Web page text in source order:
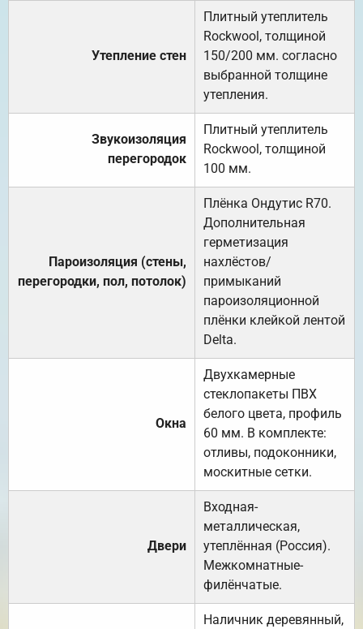
Утепление стен
Плитный утеплитель
Rockwool, толщиной
150/200 мм. согласно
выбранной толщине
утепления.
Звукоизоляция
перегородок
Плитный утеплитель
Rockwool, толщиной
100 мм.
Пароизоляция (стены,
перегородки, пол, потолок)
Плёнка Ондутис R70.
Дополнительная
герметизация
нахлёстов/
примыканий
пароизоляционной
плёнки клейкой лентой
Delta.
Окна
Двухкамерные
стеклопакеты ПВХ
белого цвета, профиль
60 мм. В комплекте:
отливы, подоконники,
москитные сетки.
Двери
Входная-
металлическая,
утеплённая (Россия).
Межкомнатные-
филёнчатые.
Наличник деревянный,